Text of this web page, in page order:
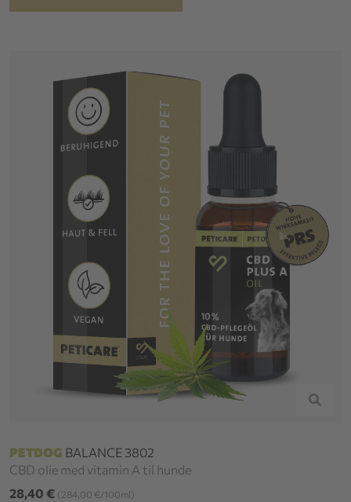
PETDOG BALANCE 3802
CBD olie med vitamin A til hunde
28,40 € (284,00 €/100ml)